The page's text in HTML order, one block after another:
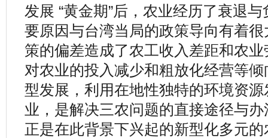
发展 “黄金期”后，农业经历了衰退
要原因与台湾当局的政策导向有着
策的偏差造成了农工收入差距和农
对农业的投入减少和粗放化经营等
型发展，利用在地性独特的环境资
业，是解决三农问题的直接途径与
正是在此背景下兴起的新型化多元